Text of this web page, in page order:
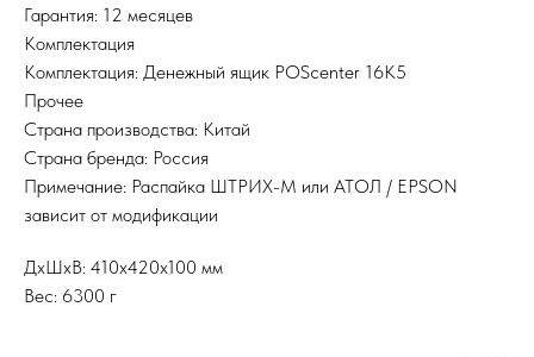
Гарантия: 12 месяцев
Комплектация
Комплектация: Денежный ящик POScenter 16K5
Прочее
Страна производства: Китай
Страна бренда: Россия
Примечание: Распайка ШТРИХ-М или АТОЛ / EPSON
зависит от модификации
ДxШxВ: 410x420x100 мм
Вес: 6300 г